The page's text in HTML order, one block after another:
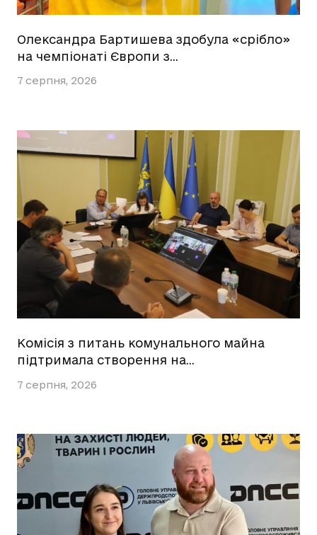
Олександра Бартишева здобула «срібло»
на чемпіонаті Європи з…
7 серпня, 2026
Комісія з питань комунального майна
підтримала створення на…
7 серпня, 2026